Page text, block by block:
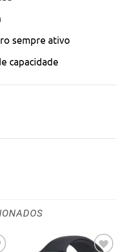
sempre ativo
capacidade